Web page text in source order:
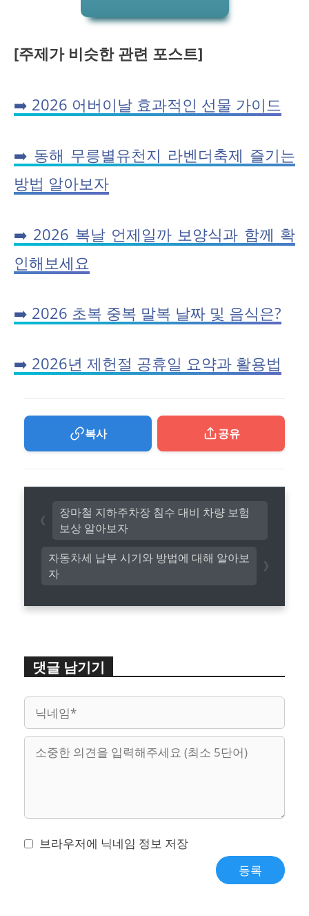
[주제가 비슷한 관련 포스트]
➡️ 2026 어버이날 효과적인 선물 가이드
➡️ 동해 무릉별유천지 라벤더축제 즐기는
방법 알아보자
➡️ 2026 복날 언제일까 보양식과 함께 확
인해보세요
➡️ 2026 초복 중복 말복 날짜 및 음식은?
➡️ 2026년 제헌절 공휴일 요약과 활용법
복사 공유
자동차세 납부 시기와 방법에 대해 알아보
자
장마철 지하주차장 침수 대비 차량 보험
보상 알아보자
댓글 남기기
메
사
브라우저에 닉네임 정보 저장